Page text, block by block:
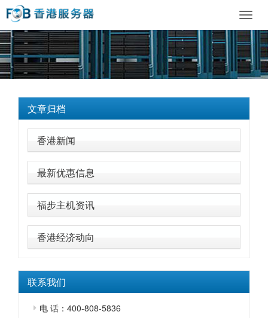
文章归档
香港新闻
最新优惠信息
福步主机资讯
香港经济动向
联系我们
电 话：400-808-5836